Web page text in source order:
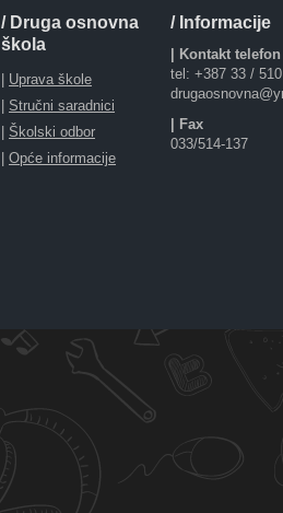
/ Druga osnovna
škola
| Uprava škole
| Stručni saradnici
| Školski odbor
| Opće informacije
/ Informacije
| Kontakt telefon
tel: +387 33 /
| Fax
033/514-137